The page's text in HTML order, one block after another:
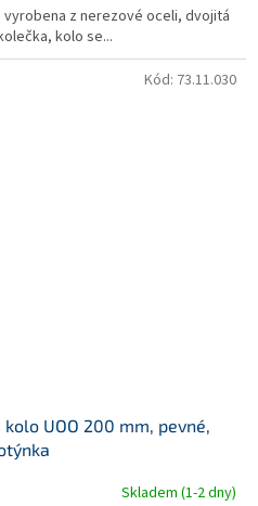
z nerezové oceli, dvojitá
kolo se...
UOO 200 mm, pevné,
Skladem (1-2 dny)
Kód: 73.11.030